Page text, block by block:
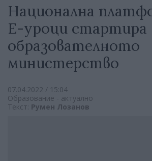
Национална
Е-уроци стартира
образователното
министерство
07.04.2022 / 15:04
Образование - актуално
Текст: Румен Лозанов